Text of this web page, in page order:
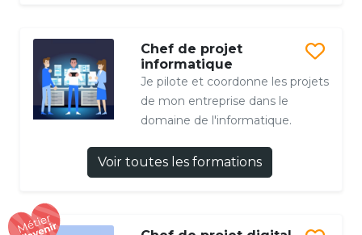
Chef de projet
informatique
Je pilote et coordonne les projets
de mon entreprise dans le
domaine de l'informatique.
Voir toutes les formations